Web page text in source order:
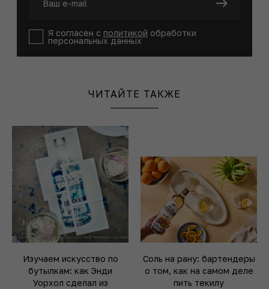
Я согласен с политикой обработки
персональных данных
ЧИТАЙТЕ ТАКЖЕ
Изучаем искусство по
бутылкам: как Энди
Уорхол сделал из
Соль на рану: бартендеры
о том, как на самом деле
пить текилу